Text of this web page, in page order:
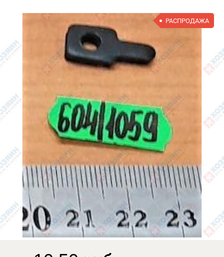
РАСПРОДАЖА